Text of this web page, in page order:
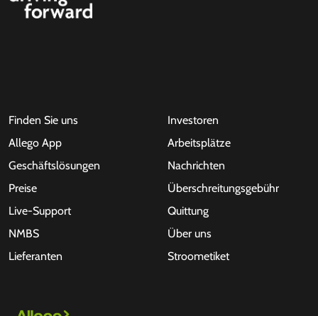
Finden Sie uns
Allego App
Geschäftslösungen
Preise
Live-Support
NMBS
Lieferanten
Investoren
Arbeitsplätze
Nachrichten
Überschreitungsgebühr
Quittung
Über uns
Stroometiket